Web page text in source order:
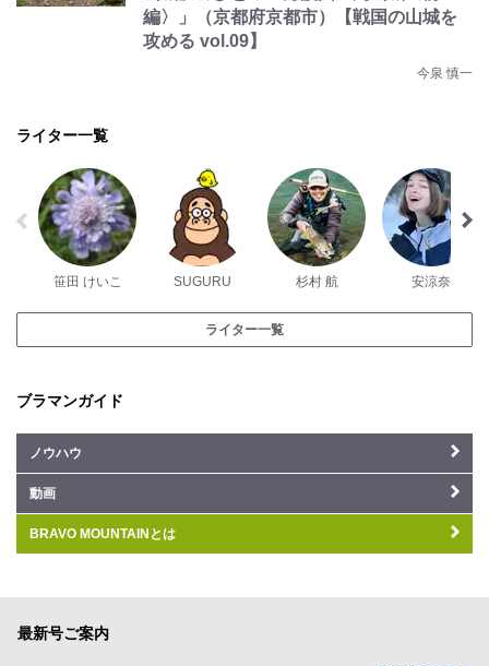
編〉」（京都府京都市）【戦国の山城を
攻める vol.09】
今泉 慎一
ライター一覧
笹田 けいこ SUGURU 杉村 航 安涼奈
ライター一覧
ブラマンガイド
ノウハウ
動画
BRAVO MOUNTAINとは
最新号ご案内